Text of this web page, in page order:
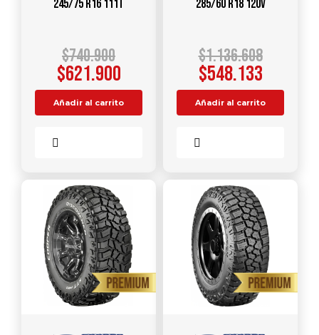
245/75 R16 111T
$740.900
$621.900
Añadir al carrito
285/60 R18 120V
$1.136.608
$548.133
Añadir al carrito